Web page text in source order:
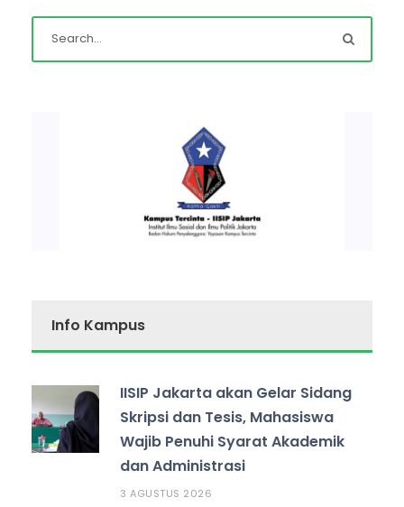
Info Kampus
IISIP Jakarta akan Gelar Sidang
Skripsi dan Tesis, Mahasiswa
Wajib Penuhi Syarat Akademik
dan Administrasi
3 AGUSTUS 2026